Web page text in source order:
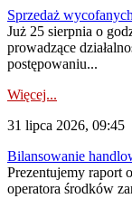
Sprzedaż
Już 25 sierpnia o
prowadzące
postępowaniu...
Więcej...
31 lipca 2026, 09:45
Bilansowanie
Prezentujemy raport
operatora środków